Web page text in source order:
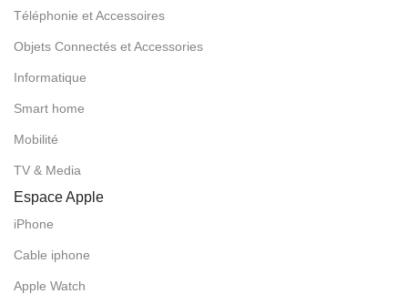
Téléphonie et Accessoires
Objets Connectés et Accessories
Informatique
Smart home
Mobilité
TV & Media
Espace Apple
iPhone
Cable iphone
Apple Watch